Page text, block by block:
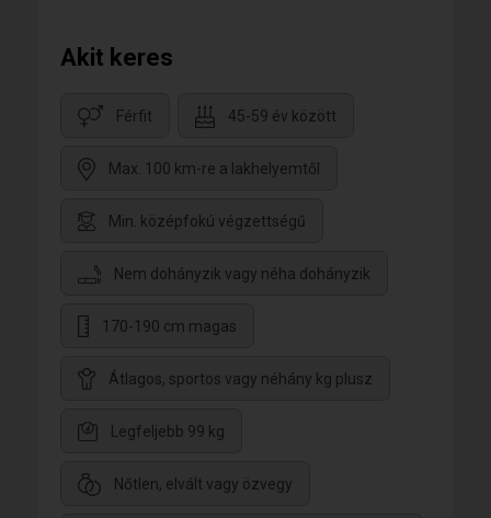
Akit keres
Férfit 45-59 év között
Max. 100 km-re a lakhelyemtől
Min. középfokú végzettségű
Nem dohányzik vagy néha dohányzik
170-190 cm magas
Átlagos, sportos vagy néhány kg plusz
Legfeljebb 99 kg
Nőtlen, elvált vagy özvegy